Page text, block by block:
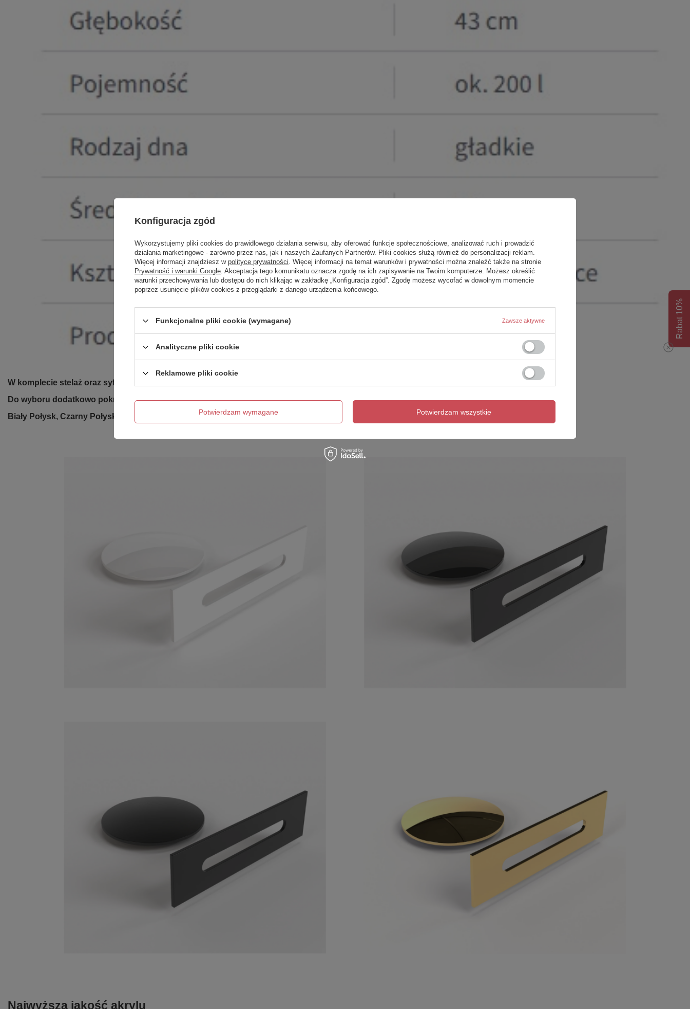
W komplecie stelaż oraz syfon z chromowanym odpływem i przelewem.
Do wyboru dodatkowo pokrywa na odpływ i przelew do wanny wolnostojącej w 4 wybarwieniach:
Biały Połysk, Czarny Połysk, Czarny Mat, Złoty Połysk
Najwyższa jakość akrylu
Rabat 10%
Konfiguracja zgód
Wykorzystujemy pliki cookies do prawidłowego działania serwisu, aby oferować funkcje społecznościowe, analizować ruch i prowadzić
działania marketingowe - zarówno przez nas, jak i naszych Zaufanych Partnerów. Pliki cookies służą również do personalizacji reklam.
Więcej informacji znajdziesz w polityce prywatności. Więcej informacji na temat warunków i prywatności można znaleźć także na stronie
Prywatność i warunki Google. Akceptacja tego komunikatu oznacza zgodę na ich zapisywanie na Twoim komputerze. Możesz określić
warunki przechowywania lub dostępu do nich klikając w zakładkę „Konfiguracja zgód”. Zgodę możesz wycofać w dowolnym momencie
poprzez usunięcie plików cookies z przeglądarki z danego urządzenia końcowego.
Funkcjonalne pliki cookie (wymagane) Zawsze aktywne
Analityczne pliki cookie
Reklamowe pliki cookie
Potwierdzam wymagane Potwierdzam wszystkie